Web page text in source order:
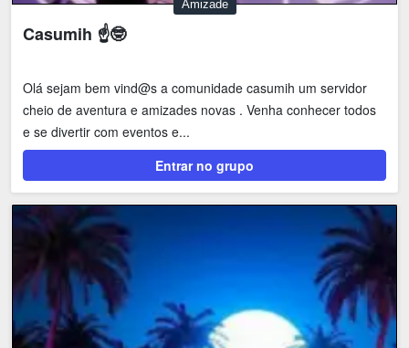
Amizade
Casumih ☝🤓
Olá sejam bem vind@s a comunidade casumih um servidor
cheio de aventura e amizades novas . Venha conhecer todos
e se divertir com eventos e...
Entrar no grupo